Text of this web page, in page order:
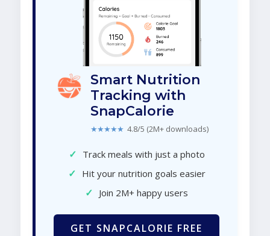
Smart Nutrition
Tracking with
SnapCalorie
★★★★★ 4.8/5 (2M+ downloads)
✓ Track meals with just a photo
✓ Hit your nutrition goals easier
✓ Join 2M+ happy users
GET SNAPCALORIE FREE